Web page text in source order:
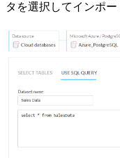
タを選択してインポー